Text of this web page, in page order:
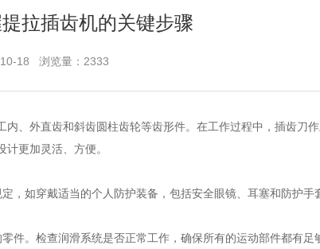
拉插齿机的关键步骤
18 浏览量：2333
、外直齿和斜齿圆柱齿轮等齿形件。在工作过程中，插齿刀
更加灵活、方便。
如穿戴适当的个人防护装备，包括安全眼镜、耳塞和防护手
。检查润滑系统是否正常工作，确保所有的运动部件都有足